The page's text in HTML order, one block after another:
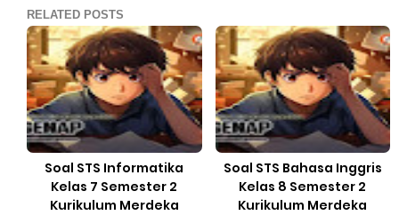
RELATED POSTS
Soal STS Informatika
Kelas 7 Semester 2
Kurikulum Merdeka
Soal STS Bahasa Inggris
Kelas 8 Semester 2
Kurikulum Merdeka